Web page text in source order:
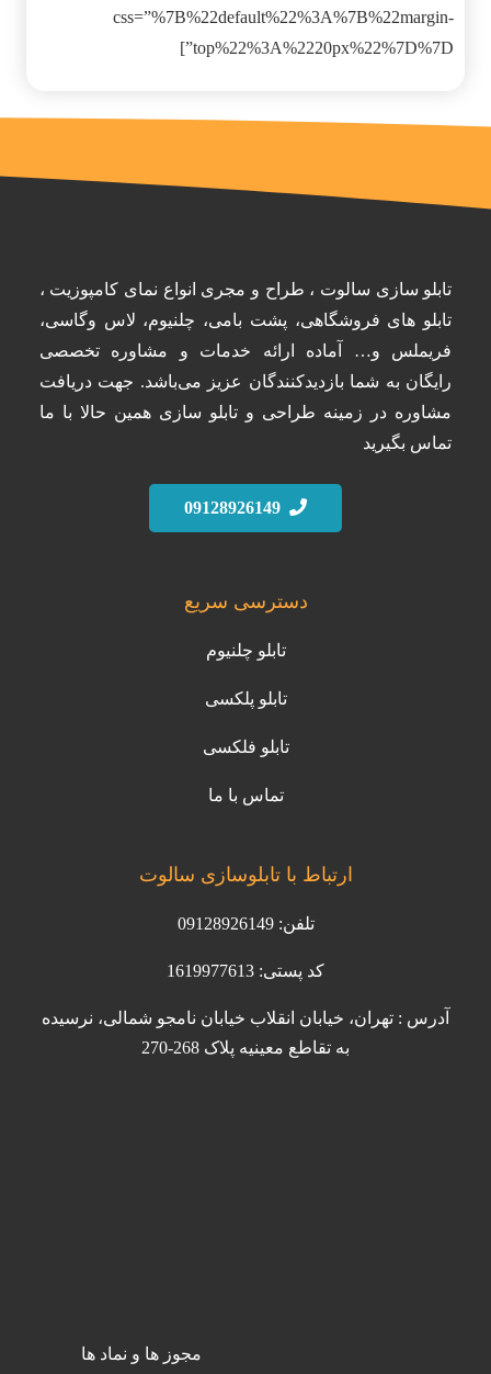
css=”%7B%22default%22%3A%7B%22margin-
top%22%3A%2220px%22%7D%7D”]
تابلو سازی سالوت ، طراح و مجری انواع نمای کامپوزیت ،
تابلو های فروشگاهی، پشت بامی، چلنیوم، لاس وگاسی،
فریملس و… آماده ارائه خدمات و مشاوره تخصصی
رایگان به شما بازدیدکنندگان عزیز می‌باشد. جهت دریافت
مشاوره در زمینه طراحی و تابلو سازی همین حالا با ما
تماس بگیرید
09128926149
دسترسی سریع
تابلو چلنیوم
تابلو پلکسی
تابلو فلکسی
تماس با ما
ارتباط با تابلوسازی سالوت
تلفن: 09128926149
کد پستی: 1619977613
آدرس : تهران، خیابان انقلاب خیابان نامجو شمالی، نرسیده
به تقاطع معینیه پلاک 268-270
مجوز ها و نماد ها